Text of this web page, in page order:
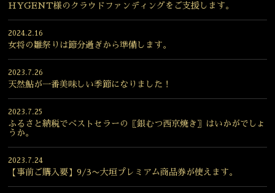
HYGENT様のクラウドファンディングをご支援します。
2024.2.16
女将の雛祭りは節分過ぎから準備します。
2023.7.26
天然鮎が一番美味しい季節になりました！
2023.7.25
ふるさと納税でベストセラーの〖銀むつ西京焼き〗はいかがでしょ
うか。
2023.7.24
【事前ご購入要】9/3〜大垣プレミアム商品券が使えます。